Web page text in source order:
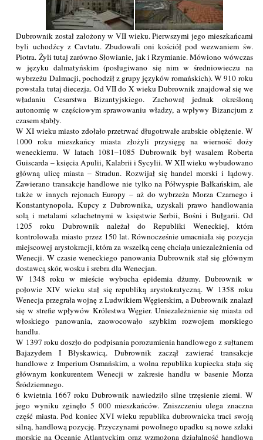
Dubrownik został założony w VII wieku. Pierwszymi jego mieszkańcami
byli uchodźcy z Cavtatu. Zbudowali oni kościół pod wezwaniem św.
Piotra. Żyli tutaj zarówno Słowianie, jak i Rzymianie. Mówiono wówczas
w języku dalmatyńskim (posługiwano się nim w średniowieczu na
wybrzeżu Dalmacji, pochodził z grupy języków romańskich). W 910 roku
powstała tutaj diecezja. Od VII do X wieku Dubrownik znajdował się we
władaniu Cesarstwa Bizantyjskiego. Zachował jednak określoną
autonomię w częściowym sprawowaniu władzy, a wpływy Bizancjum z
czasem słabły.
W XI wieku miasto zdołało przetrwać długotrwałe arabskie oblężenie. W
1000 roku mieszkańcy miasta złożyli przysięgę na wierność doży
weneckiemu. W latach 1081–1085 Dubrownik był wasalem Roberta
Guiscarda – księcia Apulii, Kalabrii i Sycylii. W XII wieku wybudowano
główną ulicę miasta – Stradun. Rozwijał się handel morski i lądowy.
Zawierano transakcje handlowe nie tylko na Półwyspie Bałkańskim, ale
także w innych rejonach Europy – aż do wybrzeża Morza Czarnego i
Konstantynopola. Kupcy z Dubrownika, uzyskali prawo handlowania
solą i metalami szlachetnymi w księstwie Serbii, Bośni i Bułgarii. Od
1205 roku Dubrownik należał do Republiki Weneckiej, która
kontrolowała miasto przez 150 lat. Równocześnie umacniała się pozycja
miejscowej arystokracji, która za wszelką cenę chciała uniezależnienia od
Wenecji. W czasie weneckiego panowania Dubrownik stał się głównym
dostawcą skór, wosku i srebra dla Wenecjan.
W 1348 roku w mieście wybucha epidemia dżumy. Dubrownik w
połowie XIV wieku stał się republiką arystokratyczną. W 1358 roku
Wenecja przegrała wojnę z Ludwikiem Węgierskim, a Dubrownik znalazł
się w strefie wpływów Królestwa Węgier. Uniezależnienie się miasta od
włoskiego panowania, zaowocowało szybkim rozwojem morskiego
handlu.
W 1397 roku doszło do podpisania porozumienia handlowego z sułtanem
Bajazydem I Błyskawicą. Dubrownik zaczął zawierać transakcje
handlowe z Imperium Osmańskim, a wolna republika kupiecka stała się
głównym konkurentem Wenecji w zakresie handlu w basenie Morza
Śródziemnego.
6 kwietnia 1667 roku Dubrownik nawiedziło silne trzęsienie ziemi. W
jego wyniku zginęło 5 000 mieszkańców. Zniszczeniu ulega znaczna
część miasta. Pod koniec XVI wieku republika dubrownicka traci swoją
silną, handlową pozycję. Przyczynami powolnego upadku są nowe szlaki
morskie na Oceanie Atlantyckim oraz wzmożona działalność handlowa